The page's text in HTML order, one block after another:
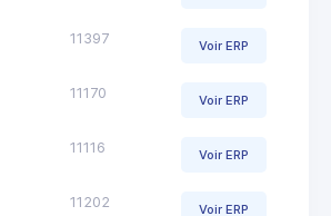
11397 Voir ERP
11170 Voir ERP
11116 Voir ERP
11202 Voir ERP